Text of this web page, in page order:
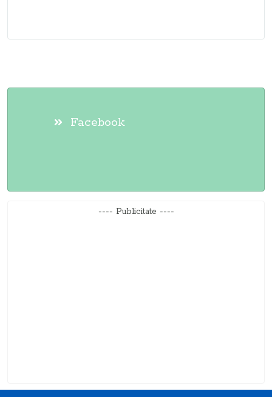
Facebook
---- Publicitate ----